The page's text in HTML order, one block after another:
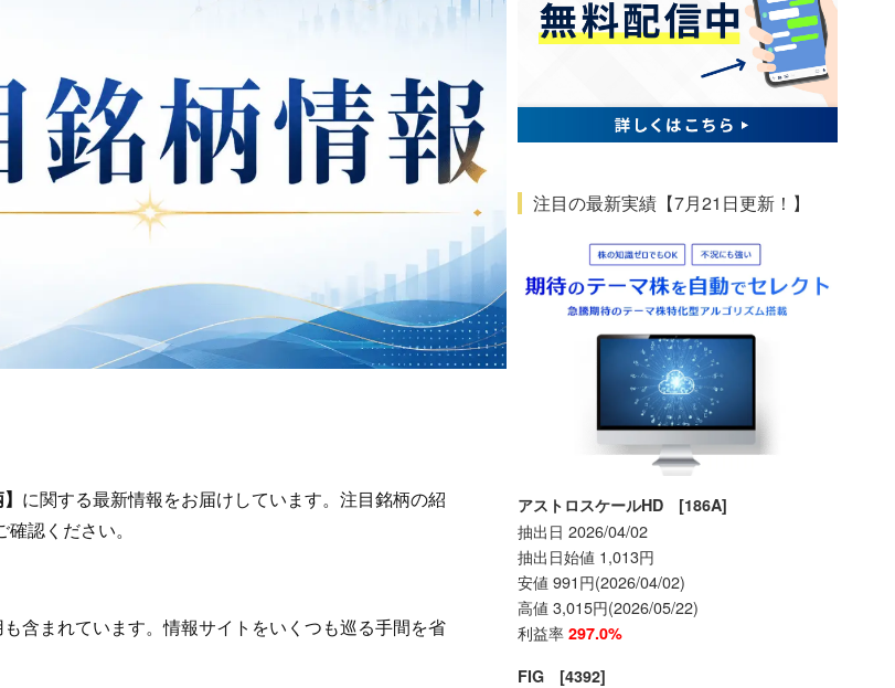
に関する最新情報をお届けしています。注目銘柄の紹
認ください。
含まれています。情報サイトをいくつも巡る手間を省
注目の最新実績【7月21日更新！】
アストロスケールHD [186A]
抽出日 2026/04/02
抽出日始値 1,013円
安値 991円(2026/04/02)
高値 3,015円(2026/05/22)
利益率 297.0%
FIG [4392]